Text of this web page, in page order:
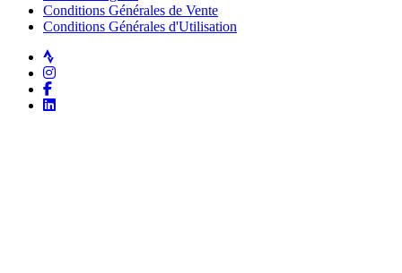
Conditions Générales de Vente
Conditions Générales d'Utilisation
Strava
Instagram
Facebook
LinkedIn